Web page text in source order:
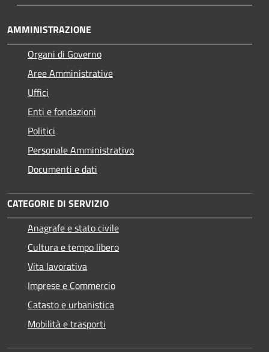
AMMINISTRAZIONE
Organi di Governo
Aree Amministrative
Uffici
Enti e fondazioni
Politici
Personale Amministrativo
Documenti e dati
CATEGORIE DI SERVIZIO
Anagrafe e stato civile
Cultura e tempo libero
Vita lavorativa
Imprese e Commercio
Catasto e urbanistica
Mobilità e trasporti